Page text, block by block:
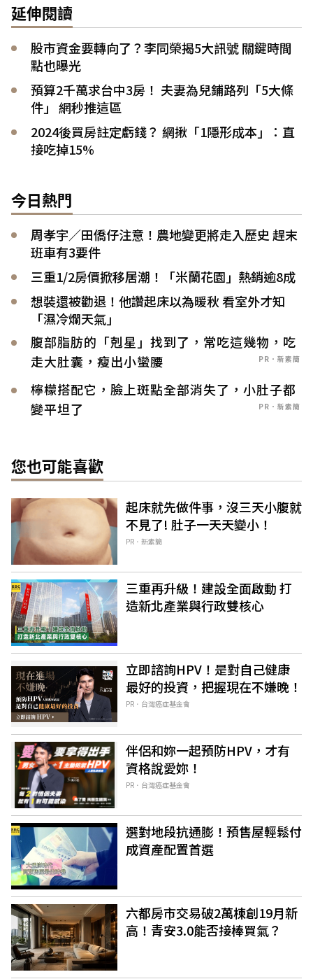
延伸閱讀
股市資金要轉向了？李同榮揭5大訊號 關鍵時間
點也曝光
預算2千萬求台中3房！ 夫妻為兒鋪路列「5大條
件」 網秒推這區
2024後買房註定虧錢？ 網揪「1隱形成本」：直
接吃掉15%
今日熱門
周孝宇／田僑仔注意！農地變更將走入歷史 趕末
班車有3要件
三重1/2房價掀移居潮！「米蘭花園」熱銷逾8成
想裝還被勸退！他讚起床以為暖秋 看室外才知
「濕冷爛天氣」
腹部脂肪的「剋星」找到了，常吃這幾物，吃
走大肚囊，瘦出小蠻腰
PR．新素簡
檸檬搭配它，臉上斑點全部消失了，小肚子都
變平坦了
PR．新素簡
您也可能喜歡
起床就先做件事，沒三天小腹就
不見了! 肚子一天天變小！
PR．新素簡
三重再升級！建設全面啟動 打
造新北產業與行政雙核心
立即諮詢HPV！是對自己健康
最好的投資，把握現在不嫌晚！
PR．台灣癌症基金會
伴侶和妳一起預防HPV，才有
資格說愛妳！
PR．台灣癌症基金會
選對地段抗通膨！預售屋輕鬆付
成資產配置首選
六都房市交易破2萬棟創19月新
高！青安3.0能否接棒買氣？